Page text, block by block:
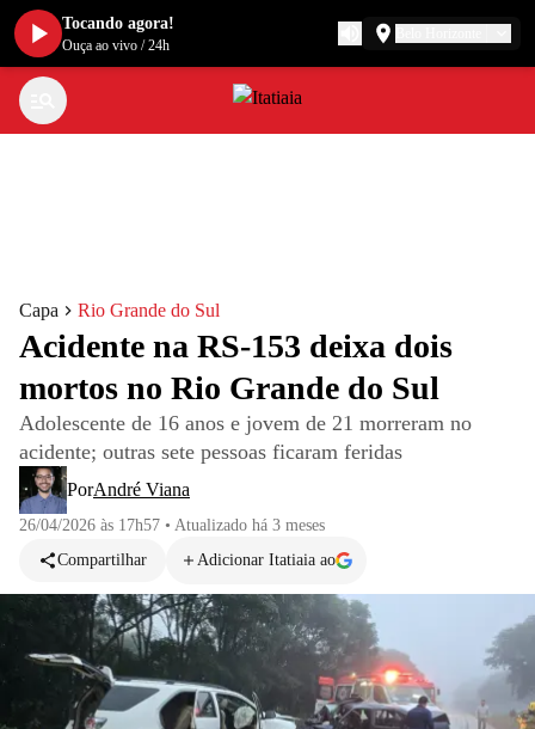
Capa Rio Grande do Sul
Acidente na RS-153 deixa dois
mortos no Rio Grande do Sul
Adolescente de 16 anos e jovem de 21 morreram no
acidente; outras sete pessoas ficaram feridas
PorAndré Viana
26/04/2026 às 17h57 • Atualizado há 3 meses
Compartilhar
Adicionar Itatiaia ao
Tocando agora!
Ouça ao vivo /24h